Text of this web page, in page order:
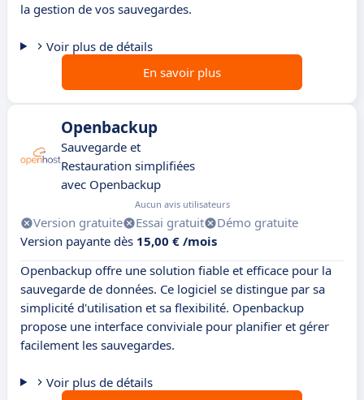
la gestion de vos sauvegardes.
Voir plus de détails
En savoir plus
Openbackup
Sauvegarde et
Restauration simplifiées
avec Openbackup
Aucun avis utilisateurs
Version gratuite Essai gratuit
Démo gratuite
Version payante dès 15,00 € /mois
Openbackup offre une solution fiable et efficace pour la
sauvegarde de données. Ce logiciel se distingue par sa
simplicité d'utilisation et sa flexibilité. Openbackup
propose une interface conviviale pour planifier et gérer
facilement les sauvegardes.
Voir plus de détails